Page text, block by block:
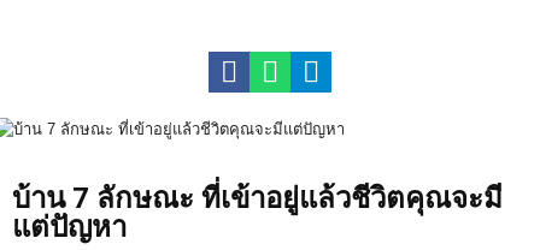
บ้าน 7 ลักษณะ ที่เข้าอยู่แล้วชีวิตคุณจะมี
แต่ปัญหา